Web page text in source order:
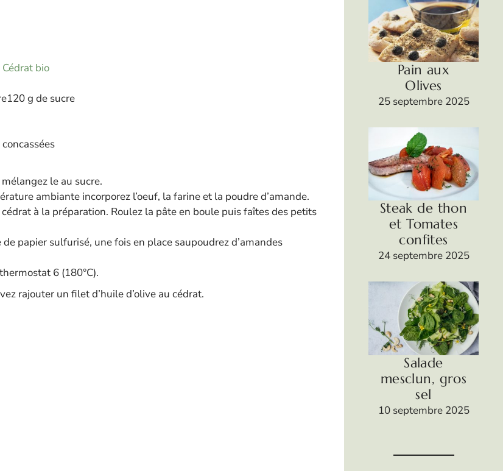
bio
g de sucre
le au sucre.
ambiante incorporez l’oeuf, la farine et la poudre d’amande.
cédrat à la préparation. Roulez la pâte en boule puis faîtes des petits
papier sulfurisé, une fois en place saupoudrez d’amandes
6 (180°C).
rajouter un filet d’huile d’olive au cédrat.
Pain aux
Olives
25 septembre 2025
Steak de thon
et Tomates
confites
24 septembre 2025
Salade
mesclun, gros
sel
10 septembre 2025